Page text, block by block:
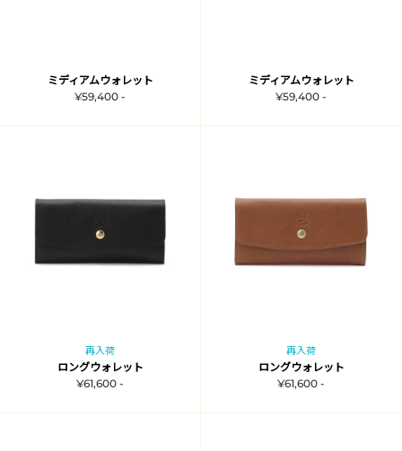
ミディアムウォレット
¥59,400 -
ミディアムウォレット
¥59,400 -
再入荷
ロングウォレット
¥61,600 -
再入荷
ロングウォレット
¥61,600 -